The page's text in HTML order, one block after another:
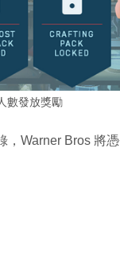
數發放獎勵
，Warner Bros 將